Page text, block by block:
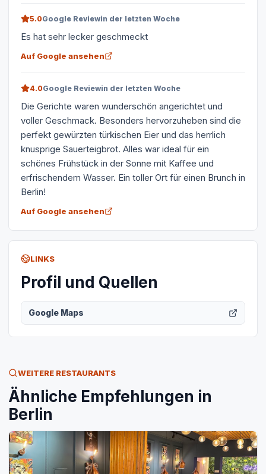
5.0Google Reviewin der letzten Woche
Es hat sehr lecker geschmeckt
Auf Google ansehen
4.0Google Reviewin der letzten Woche
Die Gerichte waren wunderschön angerichtet und
voller Geschmack. Besonders hervorzuheben sind die
perfekt gewürzten türkischen Eier und das herrlich
knusprige Sauerteigbrot. Alles war ideal für ein
schönes Frühstück in der Sonne mit Kaffee und
erfrischendem Wasser. Ein toller Ort für einen Brunch in
Berlin!
Auf Google ansehen
LINKS
Profil und Quellen
Google Maps
WEITERE RESTAURANTS
Ähnliche Empfehlungen in
Berlin